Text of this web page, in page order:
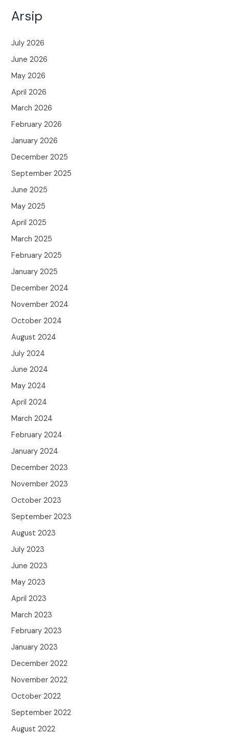
Arsip
July 2026
June 2026
May 2026
April 2026
March 2026
February 2026
January 2026
December 2025
September 2025
June 2025
May 2025
April 2025
March 2025
February 2025
January 2025
December 2024
November 2024
October 2024
August 2024
July 2024
June 2024
May 2024
April 2024
March 2024
February 2024
January 2024
December 2023
November 2023
October 2023
September 2023
August 2023
July 2023
June 2023
May 2023
April 2023
March 2023
February 2023
January 2023
December 2022
November 2022
October 2022
September 2022
August 2022